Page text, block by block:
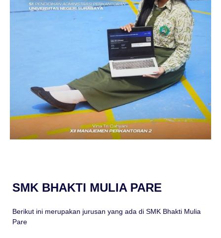
SMK BHAKTI MULIA PARE
Berikut ini merupakan jurusan yang ada di SMK Bhakti Mulia
Pare